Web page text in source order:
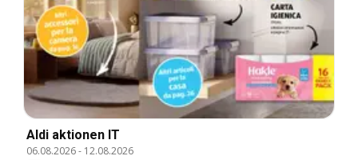
Aldi aktionen IT
06.08.2026- 12.08.2026